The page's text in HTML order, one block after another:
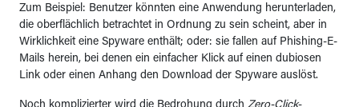
Zum Beispiel: Benutzer könnten eine Anwendung herunterladen,
die oberflächlich betrachtet in Ordnung zu sein scheint, aber in
Wirklichkeit eine Spyware enthält; oder: sie fallen auf Phishing-E-
Mails herein, bei denen ein einfacher Klick auf einen dubiosen
Link oder einen Anhang den Download der Spyware auslöst.